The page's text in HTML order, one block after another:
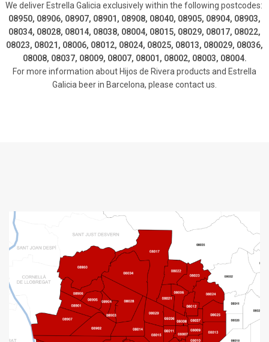
We deliver Estrella Galicia exclusively within the following postcodes:
08950, 08906, 08907, 08901, 08908, 08040, 08905, 08904, 08903,
08034, 08028, 08014, 08038, 08004, 08015, 08029, 08017, 08022,
08023, 08021, 08006, 08012, 08024, 08025, 08013, 080029, 08036,
08008, 08037, 08009, 08007, 08001, 08002, 08003, 08004.
For more information about Hijos de Rivera products and Estrella
Galicia beer in Barcelona, please contact us.